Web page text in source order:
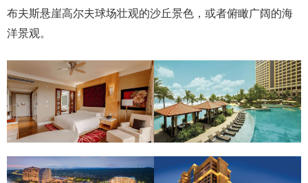
布夫斯悬崖高尔夫球场壮观的沙丘景色，或者俯瞰广阔的海
洋景观。